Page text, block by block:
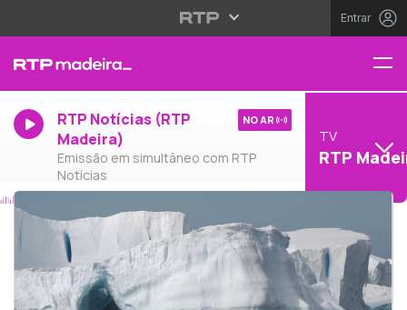
Entrar
RTP Notícias (RTP
Madeira)
Emissão em simultâneo com RTP
Notícias
NO AR
TV
RTP